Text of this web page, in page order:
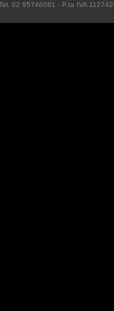
02 95746081 - P.ta IVA